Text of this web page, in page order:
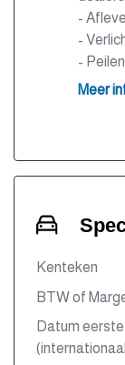
-
-
-
-Meer
Kenteken
BTW of
Datum